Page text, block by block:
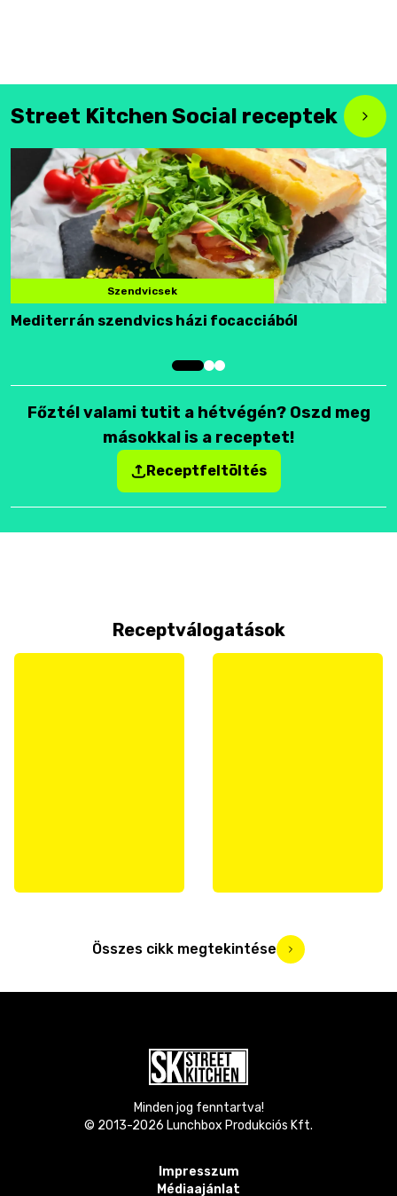
Street Kitchen Social receptek
Szendvicsek
Mediterrán szendvics házi focacciából
Főztél valami tutit a hétvégén? Oszd meg
másokkal is a receptet!
Receptfeltöltés
Receptválogatások
Összes cikk megtekintése
Minden jog fenntartva!
© 2013-2026 Lunchbox Produkciós Kft.
Impresszum
Médiaajánlat